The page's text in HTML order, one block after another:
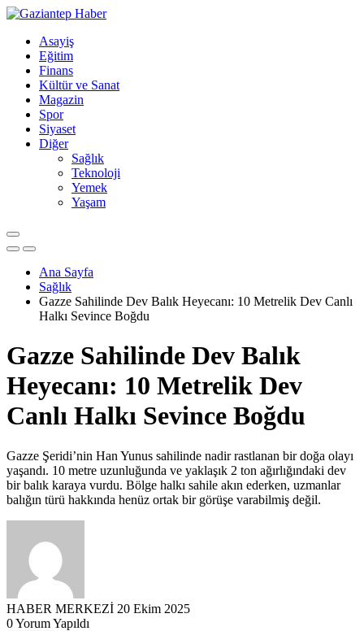
Asayiş
Eğitim
Finans
Kültür ve Sanat
Magazin
Spor
Siyaset
Diğer
Sağlık
Teknoloji
Yemek
Yaşam
Ana Sayfa
Sağlık
Gazze Sahilinde Dev Balık Heyecanı: 10 Metrelik Dev Canlı
Halkı Sevince Boğdu
Gazze Sahilinde Dev Balık
Heyecanı: 10 Metrelik Dev
Canlı Halkı Sevince Boğdu
Gazze Şeridi’nin Han Yunus sahilinde nadir rastlanan bir doğa olayı
yaşandı. 10 metre uzunluğunda ve yaklaşık 2 ton ağırlığındaki dev
bir balık karaya vurdu. Bölge halkı sahile akın ederken, uzmanlar
balığın türü hakkında henüz ortak bir görüşe varabilmiş değil.
HABER MERKEZİ 20 Ekim 2025
0 Yorum Yapıldı